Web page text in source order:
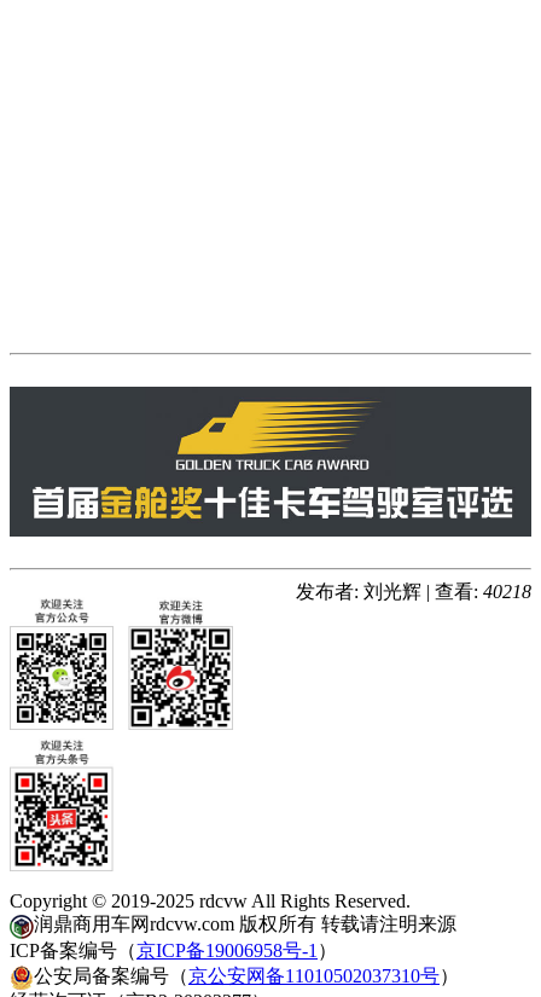
发布者: 刘光辉 | 查看: 40218
Copyright © 2019-2025 rdcvw All Rights Reserved.
润鼎商用车网rdcvw.com 版权所有 转载请注明来源
ICP备案编号（京ICP备19006958号-1 ）
公安局备案编号（京公安网备11010502037310号）